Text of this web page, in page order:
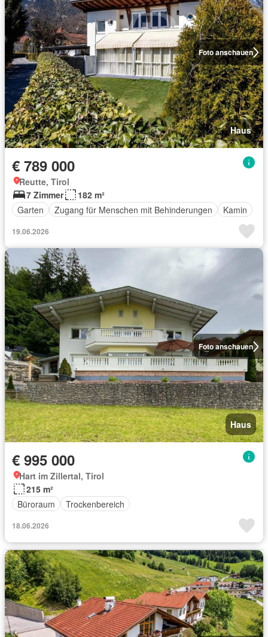
Foto anschauen
Haus
€ 789 000
Reutte, Tirol
7 Zimmer
182 m²
Garten
Zugang für Menschen mit Behinderungen Kamin
19.06.2026
Foto anschauen
Haus
€ 995 000
Hart im Zillertal, Tirol
215 m²
Büroraum
Trockenbereich
18.06.2026